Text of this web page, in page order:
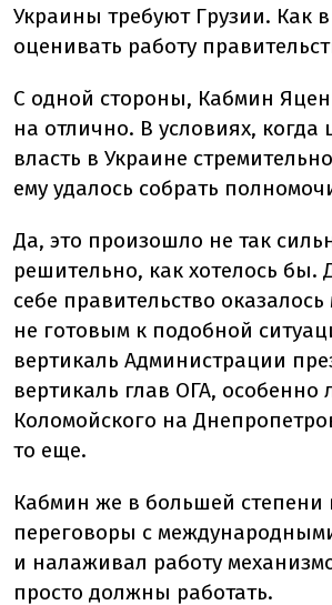
Украины требуют Грузии. Как в
оценивать работу
С одной стороны, Кабмин
на отлично. В условиях, когда
власть в Украине
ему удалось собрать
Да, это произошло не так
решительно, как хотелось бы.
себе правительство
не готовым к подобной
вертикаль Администрации
вертикаль глав ОГА, особенно
Коломойского на
то еще.
Кабмин же в большей степени
переговоры с
и налаживал работу
просто должны работать.